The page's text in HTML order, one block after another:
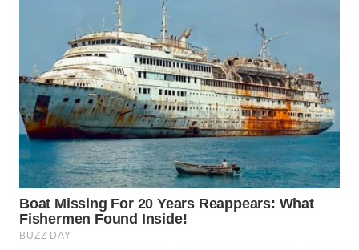
TAPANULI
UTARA
WN
SAMOSIR
PADANG
LAWAS
WN